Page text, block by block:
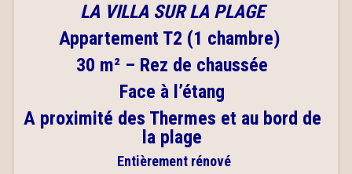
LA VILLA SUR LA PLAGE
Appartement T2 (1 chambre)
30 m² – Rez de chaussée
Face à l’étang
A proximité des Thermes et au bord de
la plage
Entièrement rénové